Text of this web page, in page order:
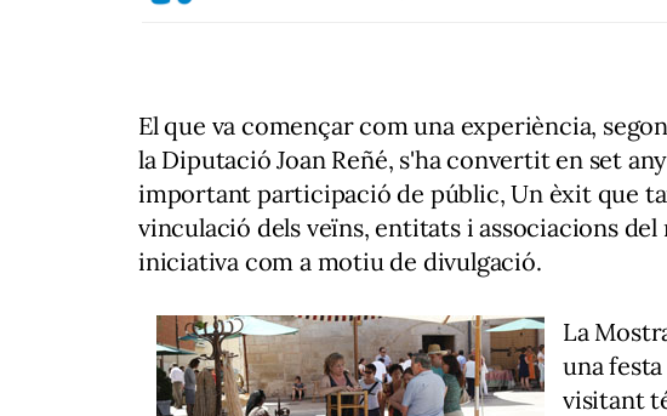
El que va començar com una experiència,
la Diputació Joan Reñé, s'ha convertit en set
important participació de públic, Un èxit que
vinculació dels veïns, entitats i associacions
iniciativa com a motiu de divulgació.
La
una
visitant